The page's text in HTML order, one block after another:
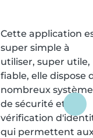
Cette application
super simple à
utiliser, super utile,
fiable, elle dispose
nombreux
de sécurité et de
vérification
qui permettent